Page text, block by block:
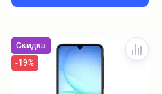
Скидка
-19%